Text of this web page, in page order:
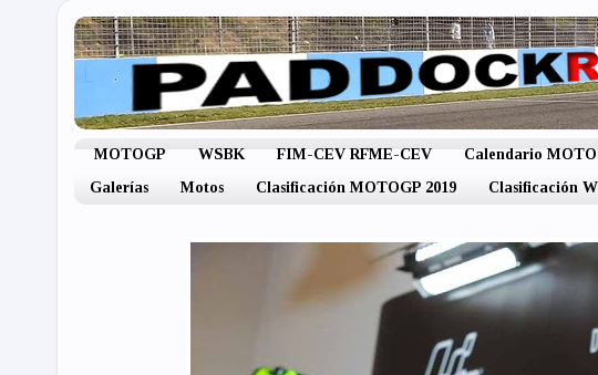
MOTOGP WSBK FIM-CEV RFME-CEV Calendario
Galerías
Motos Clasificación MOTOGP 2019 Clasificación